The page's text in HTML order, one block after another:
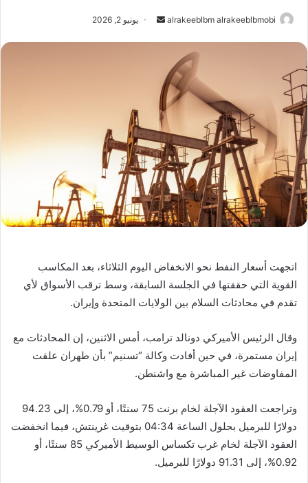
alrakeeblbm alrakeeblbmobi
أرسل يونيو 2, 2026
اتجهت أسعار النفط نحو الانخفاض اليوم الثلاثاء، بعد المكاسب
القوية التي حققتها في الجلسة السابقة، وسط ترقب الأسواق لأي
تقدم في محادثات السلام بين الولايات المتحدة وإيران.
وقال الرئيس الأميركي دونالد ترامب، أمس الاثنين، إن المحادثات مع
إيران مستمرة، في حين أفادت وكالة “تسنيم” بأن طهران علقت
المفاوضات غير المباشرة مع واشنطن.
وتراجعت العقود الآجلة لخام برنت 75 سنتًا، أو 0.79%، إلى 94.23
دولارًا للبرميل بحلول الساعة 04:34 بتوقيت غرينتش، فيما انخفضت
العقود الآجلة لخام غرب تكساس الوسيط الأميركي 85 سنتًا، أو
0.92%، إلى 91.31 دولارًا للبرميل.